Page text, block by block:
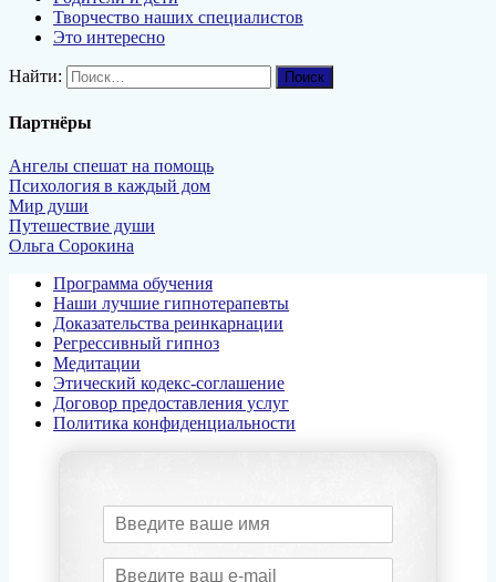
Творчество наших специалистов
Это интересно
Найти:
Партнёры
Ангелы спешат на помощь
Психология в каждый дом
Мир души
Путешествие души
Ольга Сорокина
Программа обучения
Наши лучшие гипнотерапевты
Доказательства реинкарнации
Регрессивный гипноз
Медитации
Этический кодекс-соглашение
Договор предоставления услуг
Политика конфиденциальности